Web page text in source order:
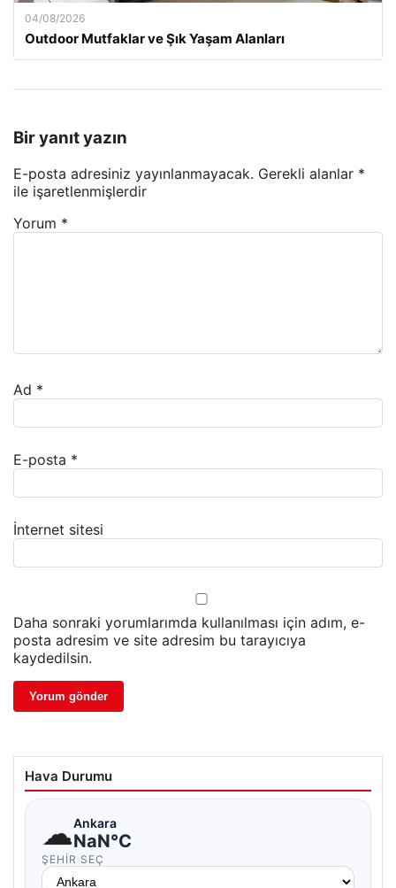
04/08/2026
Outdoor Mutfaklar ve Şık Yaşam Alanları
Bir yanıt yazın
E-posta adresiniz yayınlanmayacak. Gerekli alanlar *
ile işaretlenmişlerdir
Yorum *
Ad *
E-posta *
İnternet sitesi
Daha sonraki yorumlarımda kullanılması için adım, e-
posta adresim ve site adresim bu tarayıcıya
kaydedilsin.
Hava Durumu
☁Ankara
NaN°C
ŞEHIR SEÇ